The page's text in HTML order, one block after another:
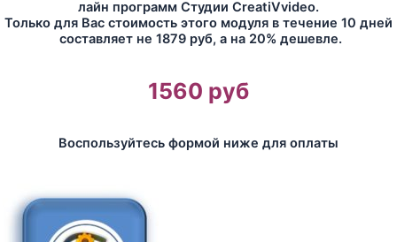
лайн программ Студии CreatiVvideo.
Только для Вас стоимость этого модуля в течение 10 дней
составляет не 1879 руб, а на 20% дешевле.
1560 руб
Воспользуйтесь формой ниже для оплаты